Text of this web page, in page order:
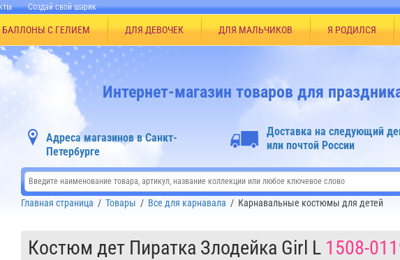
Создай свой шарик
БАЛЛОНЫ С ГЕЛИЕМ ДЛЯ ДЕВОЧЕК ДЛЯ МАЛЬЧИКОВ Я РОДИЛСЯ
Интернет-магазин товаров для
Адреса магазинов в Санкт-
Петербурге
Доставка на следующий
или почтой России
Главная страница / Товары / Все для карнавала / Карнавальные костюмы для детей
Костюм дет Пиратка Злодейка Girl L 1508-